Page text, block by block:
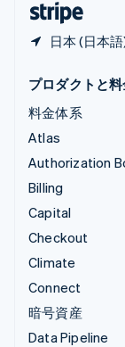
日本 (日本
プロダクトと
料金体系
Atlas
Authorization
Billing
Capital
Checkout
Climate
Connect
暗号資産
Data Pipeline